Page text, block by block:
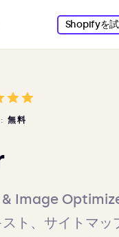
Shopifyを
無料
Image
ト、サイトマッ